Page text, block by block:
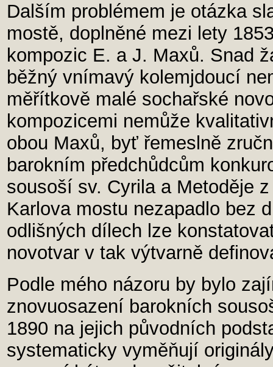
Dalším problémem je otázka
mostě, doplněné mezi lety
kompozic E. a J. Maxů. Snad
běžný vnímavý kolemjdoucí
měřítkově malé sochařské
kompozicemi nemůže
obou Maxů, byť řemeslně
barokním předchůdcům
sousoší sv. Cyrila a Metoděje
Karlova mostu nezapadlo bez
odlišných dílech lze
novotvar v tak výtvarně
Podle mého názoru by bylo
znovuosazení barokních
1890 na jejich původních
systematicky vyměňují